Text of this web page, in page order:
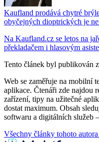
Kaufland prodává chytré
obyčejných dioptrických je
Na Kaufland.cz se letos na
překladačem i hlasovým
Tento článek byl publikován
Web se zaměřuje na mobilní
aplikace. Čtenáři zde najdou
zařízení, tipy na užitečné
dostat maximum. Obsah
softwaru a digitálních služeb
Všechny články tohoto